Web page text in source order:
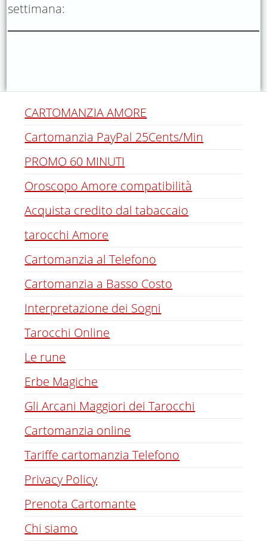
settimana:
CARTOMANZIA AMORE
Cartomanzia PayPal 25Cents/Min
PROMO 60 MINUTI
Oroscopo Amore compatibilità
Acquista credito dal tabaccaio
tarocchi Amore
Cartomanzia al Telefono
Cartomanzia a Basso Costo
Interpretazione dei Sogni
Tarocchi Online
Le rune
Erbe Magiche
Gli Arcani Maggiori dei Tarocchi
Cartomanzia online
Tariffe cartomanzia Telefono
Privacy Policy
Prenota Cartomante
Chi siamo